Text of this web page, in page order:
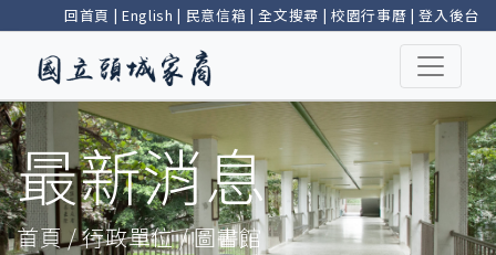
回首頁 | English | 民意信箱 |全文搜尋 | 校園行事曆 |登入後台
最新消息
首頁 / 行政單位 / 圖書館